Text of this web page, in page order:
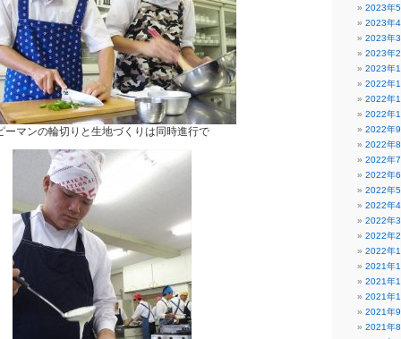
ーマンの輪切りと生地づくりは同時進行で
2023年5
2023年4
2023年3
2023年2
2023年1
2022年
2022年
2022年
2022年9
2022年8
2022年7
2022年6
2022年5
2022年4
2022年3
2022年2
2022年1
2021年
2021年
2021年
2021年9
2021年8